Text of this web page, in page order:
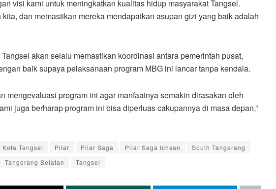
visi kami untuk meningkatkan kualitas hidup masyarakat Tangsel.
dan memastikan mereka mendapatkan asupan gizi yang baik adalah
akan selalu memastikan koordinasi antara pemerintah pusat,
baik supaya pelaksanaan program MBG ini lancar tanpa kendala.
mengevaluasi program ini agar manfaatnya semakin dirasakan oleh
juga berharap program ini bisa diperluas cakupannya di masa depan,”
Kota Tangsel Pilar Pilar Saga Pilar Saga Ichsan
South Tangerang
Tangerang Selatan Tangsel